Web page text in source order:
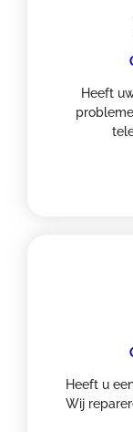
Heeft
Heeft u
Wij